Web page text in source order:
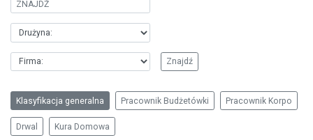
Klasyfikacja generalna Pracownik Budżetówki Pracownik Korpo
Drwal Kura Domowa